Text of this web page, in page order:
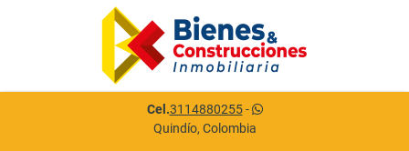
Cel.3114880255-
Quindío, Colombia